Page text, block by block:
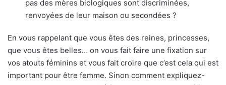
pas des mères biologiques sont discriminées,
renvoyées de leur maison ou secondées ?
En vous rappelant que vous êtes des reines, princesses,
que vous êtes belles… on vous fait faire une fixation sur
vos atouts féminins et vous fait croire que c’est cela qui est
important pour être femme. Sinon comment expliquez-